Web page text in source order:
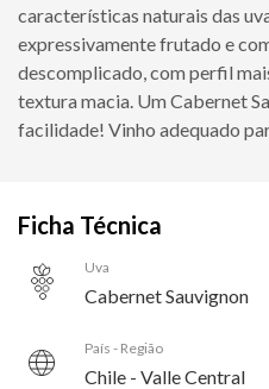
características naturais das
expressivamente frutado e
descomplicado, com perfil
textura macia. Um Cabernet
facilidade! Vinho adequado
Ficha Técnica
Uva
Cabernet Sauvignon
País - Região
Chile - Valle Central